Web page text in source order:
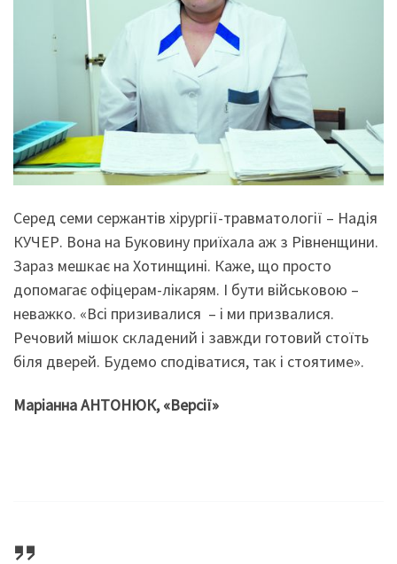
Серед семи сержантів хірургії-травматології – Надія
КУЧЕР. Вона на Буковину приїхала аж з Рівненщини.
Зараз мешкає на Хотинщині. Каже, що просто
допомагає офіцерам-лікарям. І бути військовою –
неважко. «Всі призивалися – і ми призвалися.
Речовий мішок складений і завжди готовий стоїть
біля дверей. Будемо сподіватися, так і стоятиме».
Маріанна АНТОНЮК, «Версії»